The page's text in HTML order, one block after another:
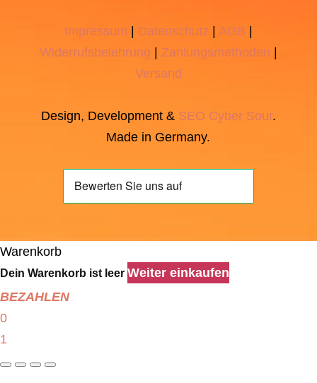
Impressum Datenschutz AGB
Widerrufsbelehrung
Zahlungsmethoden
Versand
Design, Development & SEO Cyber Sour.
Made in Germany.
Warenkorb
Dein Warenkorb ist leer Weiter einkaufen
BEZAHLEN
0
1